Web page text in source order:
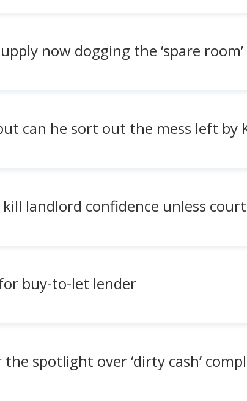
now dogging the ‘spare
can he sort out the mess left by
kill landlord confidence unless
buy-to-let lender
spotlight over ‘dirty cash’